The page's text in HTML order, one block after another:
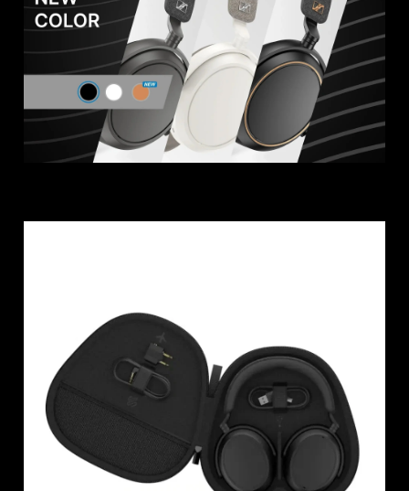
Melden Sie sich bei Ihrem Konto an, um